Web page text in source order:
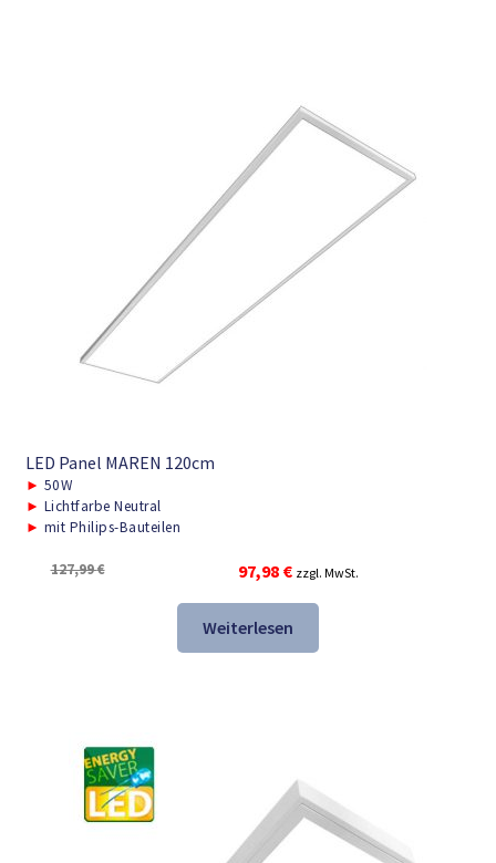
LED Panel MAREN 120cm
► 50W
► Lichtfarbe Neutral
► mit Philips-Bauteilen
127,99€
Ursprünglicher
Preis
war:
127,99 €
97,98 €Aktueller
Preis
ist:
97,98 €.
zzgl. MwSt.
Weiterlesen